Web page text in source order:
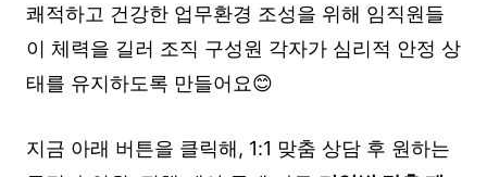
쾌적하고 건강한 업무환경 조성을 위해 임직원들
이 체력을 길러 조직 구성원 각자가 심리적 안정 상
태를 유지하도록 만들어요😊
지금 아래 버튼을 클릭해, 1:1 맞춤 상담 후 원하는